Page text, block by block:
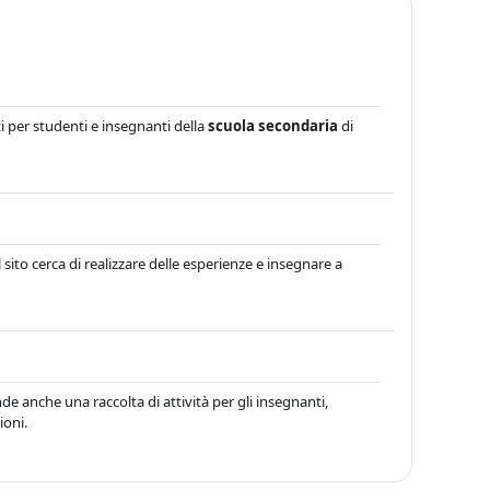
per studenti e insegnanti dellascuola secondaria di
cerca di realizzare delle esperienze e insegnare a
anche una raccolta di attività per gli insegnanti,